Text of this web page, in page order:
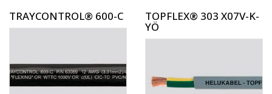
TRAYCONTROL® 600-C TOPFLEX® 303 X07V-K-
YÖ